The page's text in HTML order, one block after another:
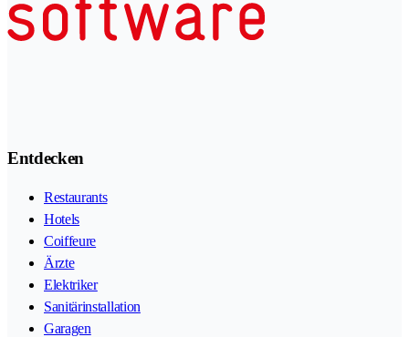
Entdecken
Restaurants
Hotels
Coiffeure
Ärzte
Elektriker
Sanitärinstallation
Garagen